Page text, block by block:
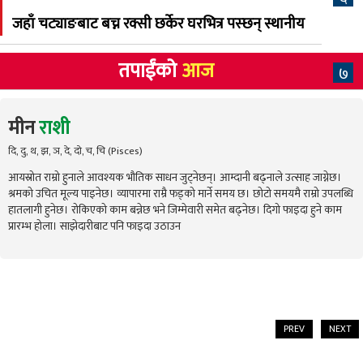
जहाँ चट्याङबाट बच्न रक्सी छर्केर घरभित्र पस्छन् स्थानीय
७
तपाईंकोआज
मीनराशी
दि, दु, थ, झ, ञ, दे, दो, च, चि (Pisces)
आयस्रोत राम्रो हुनाले आवश्यक भौतिक साधन जुट्नेछन्। आम्दानी बढ्नाले उत्साह जाग्नेछ।
श्रमको उचित मूल्य पाइनेछ। व्यापारमा राम्रै फड्को मार्ने समय छ। छोटो समयमै राम्रो उपलब्धि
हातलागी हुनेछ। रोकिएको काम बन्नेछ भने जिम्मेवारी समेत बढ्नेछ। दिगो फाइदा हुने काम
प्रारम्भ होला। साझेदारीबाट पनि फाइदा उठाउन
PREV NEXT